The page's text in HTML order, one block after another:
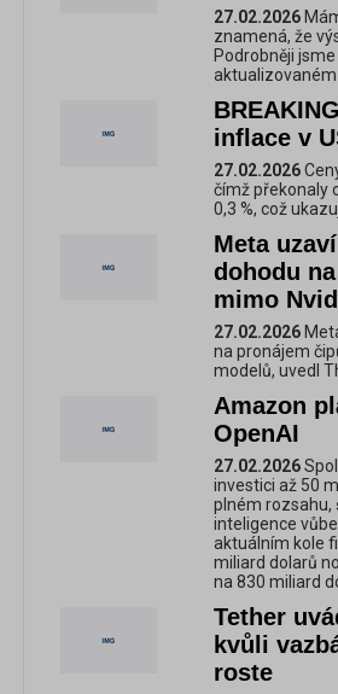
27.02.2026
znamená, že
Podrobněji
inflace v
27.02.2026
čímž překonaly
0,3 %, což
Meta
dohodu
mimo
27.02.2026
na pronájem
modelů, uvedl
Amazon
OpenAI
27.02.2026
investici až 50
plném rozsahu,
inteligence
aktuálním kole
miliard dolarů
na 830 miliard
Tether
kvůli
roste